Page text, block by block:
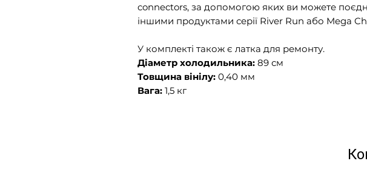
connectors, за допомогою яких ви можете
іншими продуктами серії River Run або Mega
У комплекті також є латка для ремонту.
Діаметр холодильника: 89 см
Товщина вінілу: 0,40 мм
Вага: 1,5 кг